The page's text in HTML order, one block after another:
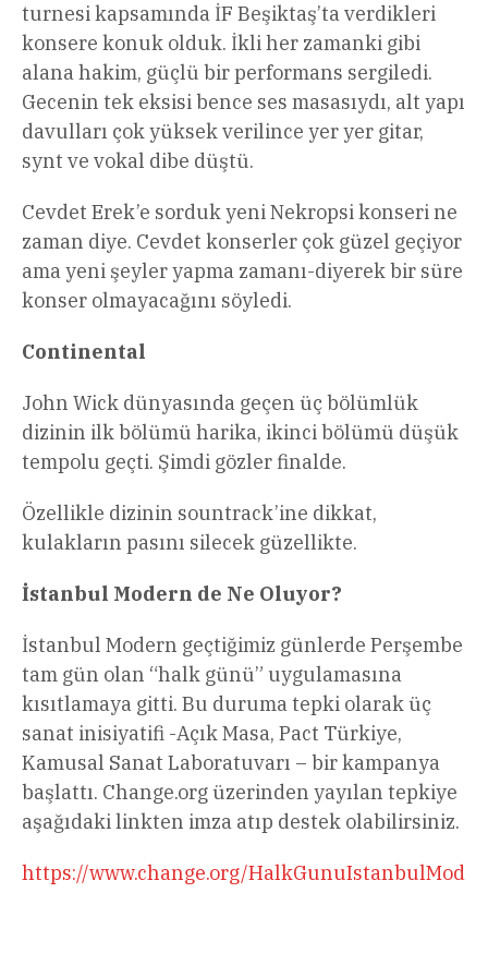
turnesi kapsamında İF Beşiktaş’ta verdikleri
konsere konuk olduk. İkli her zamanki gibi
alana hakim, güçlü bir performans sergiledi.
Gecenin tek eksisi bence ses masasıydı, alt yapı
davulları çok yüksek verilince yer yer gitar,
synt ve vokal dibe düştü.
Cevdet Erek’e sorduk yeni Nekropsi konseri ne
zaman diye. Cevdet konserler çok güzel geçiyor
ama yeni şeyler yapma zamanı-diyerek bir süre
konser olmayacağını söyledi.
Continental
John Wick dünyasında geçen üç bölümlük
dizinin ilk bölümü harika, ikinci bölümü düşük
tempolu geçti. Şimdi gözler finalde.
Özellikle dizinin sountrack’ine dikkat,
kulakların pasını silecek güzellikte.
İstanbul Modern de Ne Oluyor?
İstanbul Modern geçtiğimiz günlerde Perşembe
tam gün olan “halk günü” uygulamasına
kısıtlamaya gitti. Bu duruma tepki olarak üç
sanat inisiyatifi -Açık Masa, Pact Türkiye,
Kamusal Sanat Laboratuvarı – bir kampanya
başlattı. Change.org üzerinden yayılan tepkiye
aşağıdaki linkten imza atıp destek olabilirsiniz.
https://www.change.org/